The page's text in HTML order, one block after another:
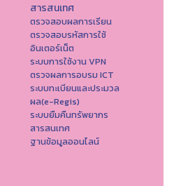
สารสนเทศ
ตรวจสอบผลการเรียน
ตรวจสอบรหัสการใช้
อินเตอร์เน็ต
ระบบการใช้งาน VPN
ตรวจผลการอบรม ICT
ระบบทะเบียนและประมวล
ผล(e-Regis)
ระบบยืมคืนทรัพยากร
สารสนเทศ
ฐานข้อมูลออนไลน์